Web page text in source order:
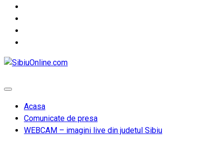
Acasa
Comunicate de presa
WEBCAM – imagini live din judetul Sibiu